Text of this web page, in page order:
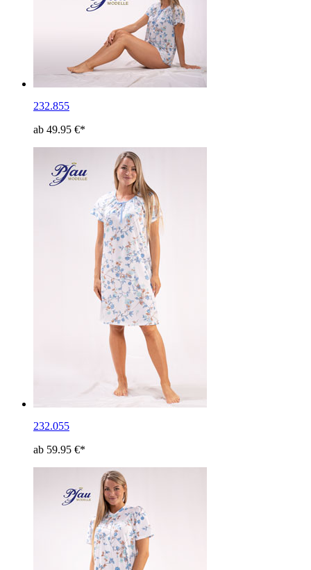
232.855
ab 49.95 €*
232.055
ab 59.95 €*